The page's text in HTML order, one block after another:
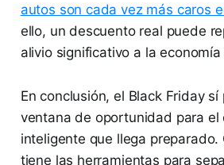
autos son cada vez más caros
ello, un descuento real puede
alivio significativo a la economía
En conclusión, el Black Friday
ventana de oportunidad para el
inteligente que llega preparado.
tiene las herramientas para